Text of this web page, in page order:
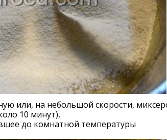
или, на небольшой скорости,
10 минут),
до комнатной температуры